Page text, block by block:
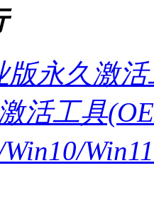
版永久激
活工具